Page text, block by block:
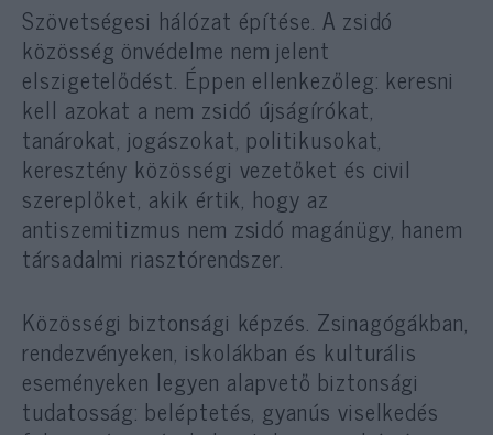
Szövetségesi hálózat építése. A zsidó
közösség önvédelme nem jelent
elszigetelődést. Éppen ellenkezőleg: keresni
kell azokat a nem zsidó újságírókat,
tanárokat, jogászokat, politikusokat,
keresztény közösségi vezetőket és civil
szereplőket, akik értik, hogy az
antiszemitizmus nem zsidó magánügy, hanem
társadalmi riasztórendszer.
Közösségi biztonsági képzés. Zsinagógákban,
rendezvényeken, iskolákban és kulturális
eseményeken legyen alapvető biztonsági
tudatosság: beléptetés, gyanús viselkedés